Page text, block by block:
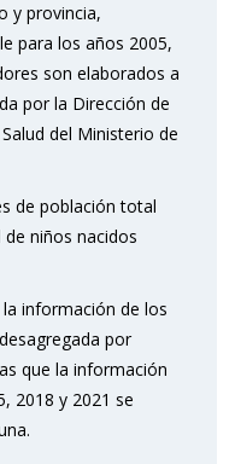
y provincia,
para los años 2005,
son elaborados a
por la Dirección de
del Ministerio de
de población total
niños nacidos
información de los
por
que la información
2018 y 2021 se